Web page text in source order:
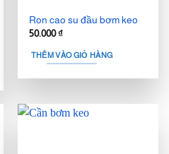
Ron cao su đầu bơm keo
50.000₫
THÊM VÀO GIỎ HÀNG